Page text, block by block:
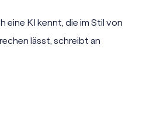
eine KI kennt, die im Stil von
lässt, schreibt an